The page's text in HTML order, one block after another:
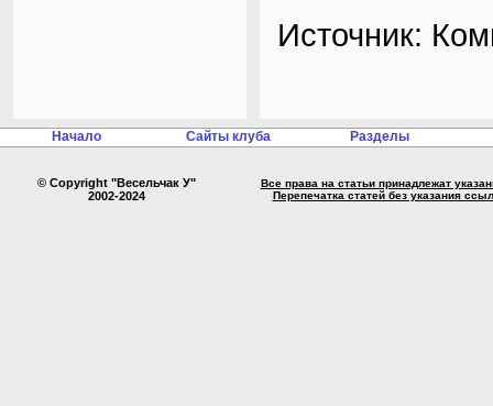
Источник:
Начало Сайты клуба Разделы
© Copyright "Весельчак У"
2002-2024
Все права на статьи принадлежат
Перепечатка статей без указания